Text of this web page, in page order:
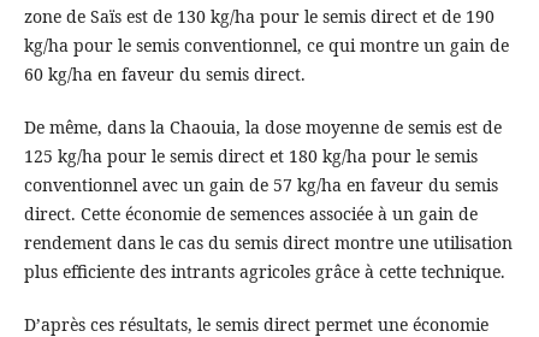
zone de Saïs est de 130 kg/ha pour le semis direct et de 190
kg/ha pour le semis conventionnel, ce qui montre un gain de
60 kg/ha en faveur du semis direct.
De même, dans la Chaouia, la dose moyenne de semis est de
125 kg/ha pour le semis direct et 180 kg/ha pour le semis
conventionnel avec un gain de 57 kg/ha en faveur du semis
direct. Cette économie de semences associée à un gain de
rendement dans le cas du semis direct montre une utilisation
plus efficiente des intrants agricoles grâce à cette technique.
D’après ces résultats, le semis direct permet une économie